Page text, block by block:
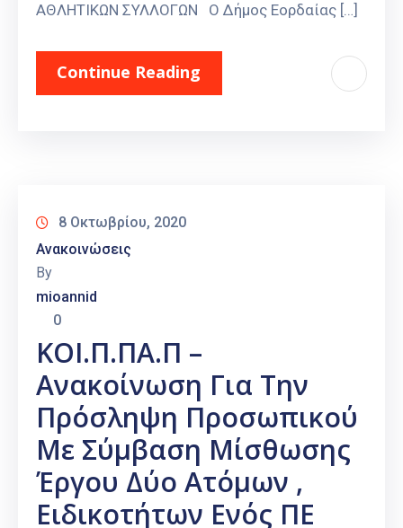
ΑΘΛΗΤΙΚΩΝ ΣΥΛΛΟΓΩΝ Ο Δήμος Εορδαίας […]
Continue Reading
8 Οκτωβρίου, 2020
Ανακοινώσεις
By
mioannid
0
ΚΟΙ.Π.ΠΑ.Π –
Ανακοίνωση Για Την
Πρόσληψη Προσωπικού
Με Σύμβαση Μίσθωσης
Έργου Δύο Ατόμων ,
Ειδικοτήτων Ενός ΠΕ